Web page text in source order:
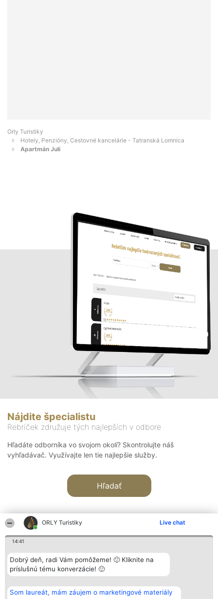
ORLY Turistiky Live chat
14:41
Dobrý deň, radi Vám pomôžeme! 🙂 Kliknite na
príslušnú tému konverzácie! 🙂
Som laureát, mám záujem o marketingové materiály
Orly Turistiky
Hotely, Penzióny, Cestovné kancelárie - Tatranská Lomnica
Apartmán Juli
Nájdite špecialistu
Rebríček združuje tých najlepších v odbore
Hľadáte odborníka vo svojom okolí? Skontrolujte náš
vyhľadávač. Využívajte len tie najlepšie služby.
Hľadať
Organizátor hodnotenia
Bright Side Solutions sp. z o.
o. sp. k.
Wrocław 50-079
KRS 0000749100 | Regon
Hodnotenie
Laureáti
Lista
Laureatów
Podmienky
Kontakt
Kontakt